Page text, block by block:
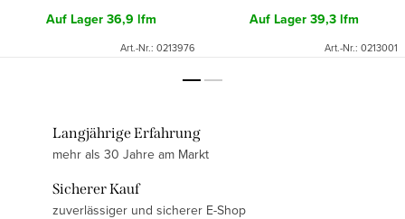
Auf Lager 36,9 lfm
Art.-Nr.: 0213976
Auf Lager 39,3 lfm
Art.-Nr.: 0213001
Langjährige Erfahrung
mehr als 30 Jahre am Markt
Sicherer Kauf
zuverlässiger und sicherer E-Shop